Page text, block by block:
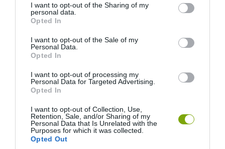
not limited to your visit or usage behaviour. You may click to
grant or deny consent to Google and its third-party tags to
use your data for below specified purposes in below Google
consent section.
I want to opt-out of the Sharing of my
personal data.
Opted In
I want to opt-out of the Sale of my
Personal Data.
Opted In
I want to opt-out of processing my
Personal Data for Targeted Advertising.
Opted In
I want to opt-out of Collection, Use,
Retention, Sale, and/or Sharing of my
Personal Data that Is Unrelated with the
Purposes for which it was collected.
Opted Out
kiegészülhet gyógyszeres kezeléssel, főként társuló zavar (pl.
depresszió) esetében, de a gyógyszeres kezelés sohasem lehet
esetben (pl. nagyon alacsony testsúly) kórházi kezelés szükséges,
de azt lehet mondani, az evészavarok 90%-a ambulánsan
kezelhető.
A hazánkban elérhető ingyenes pszichoterápiás lehetőségekről az
köteles, melyet háziorvosától kérhet.
Budapest